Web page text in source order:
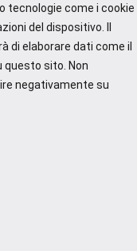
tecnologie come i cookie
del dispositivo. Il
di elaborare dati come il
questo sito. Non
negativamente su